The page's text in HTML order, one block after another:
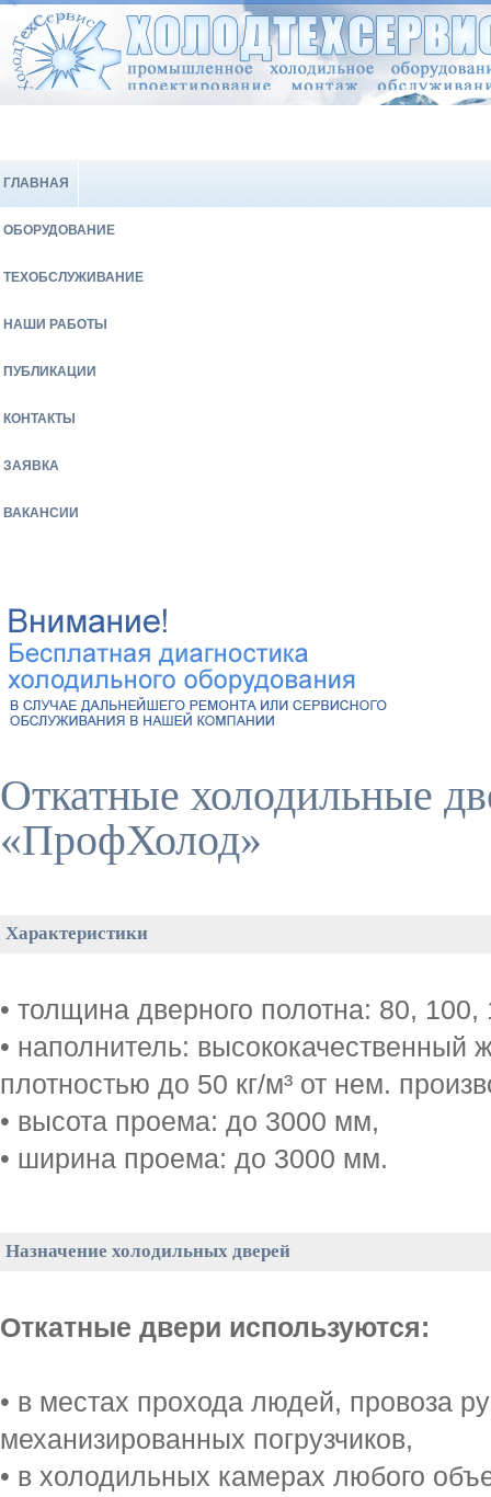
ГЛАВНАЯ
ОБОРУДОВАНИЕ
ТЕХОБСЛУЖИВАНИЕ
НАШИ РАБОТЫ
ПУБЛИКАЦИИ
КОНТАКТЫ
ЗАЯВКА
ВАКАНСИИ
Откатные холодильные
«ПрофХолод»
Характеристики
• толщина дверного полотна: 80,
• наполнитель: высококачественный
плотностью до 50 кг/м³ от нем.
• высота проема: до 3000 мм,
• ширина проема: до 3000 мм.
Назначение холодильных дверей
Откатные двери используются:
• в местах прохода людей, провоза
механизированных погрузчиков,
• в холодильных камерах любого